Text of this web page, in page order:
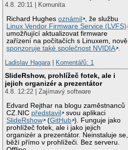
4.8. 20:11 | Komunita
Richard Hughesoznámil
, že službu
Linux Vendor Firmware Service (LVFS)
umožňující aktualizovat firmware
zařízení na počítačích s Linuxem, nově
sponzoruje také společnost NVIDIA
Ladislav Hagara| Komentářů: 1
SlideRshow, prohlížeč fotek, ale i
jejich organizér a prezentátor
4.8. 12:22 | Zajímavý software
Edvard Rejthar na blogu zaměstnanců
CZ.NIC představil
svou aplikaci
SlideRshow
(GitHub ). Funguje jako
prohlížeč fotek, ale i jako jejich
organizér a prezentátor. Neinstaluje se,
běží přímo v prohlížeči. Bez serveru.